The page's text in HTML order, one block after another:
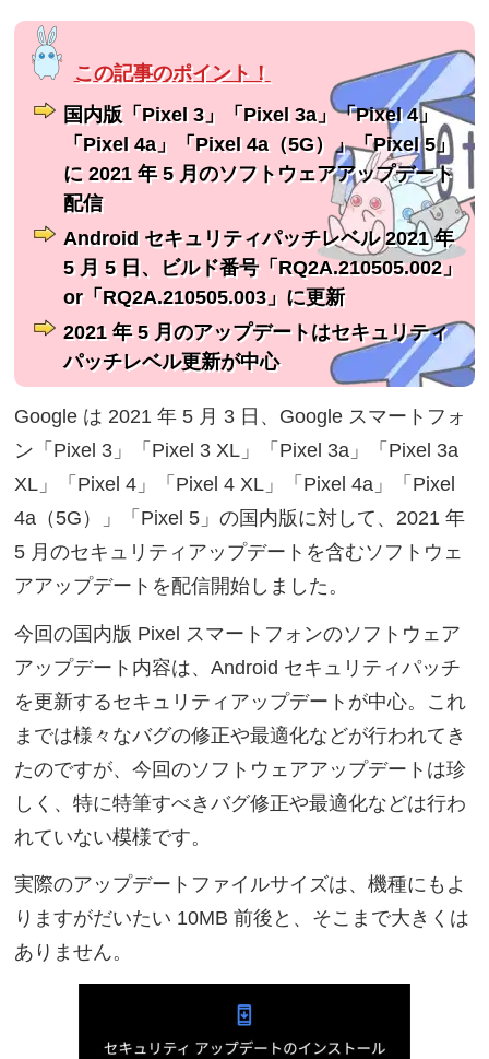
国内版「Pixel 3」「Pixel 3a」「Pixel 4」
「Pixel 4a」「Pixel 4a（5G）」「Pixel 5」
に 2021 年 5 月のソフトウェアアップデート
配信
Android セキュリティパッチレベル 2021 年
5 月 5 日、ビルド番号「RQ2A.210505.002」
or「RQ2A.210505.003」に更新
2021 年 5 月のアップデートはセキュリティ
パッチレベル更新が中心
Google は 2021 年 5 月 3 日、Google スマートフォ
ン「Pixel 3」「Pixel 3 XL」「Pixel 3a」「Pixel 3a
XL」「Pixel 4」「Pixel 4 XL」「Pixel 4a」「Pixel
4a（5G）」「Pixel 5」の国内版に対して、2021 年
5 月のセキュリティアップデートを含むソフトウェ
アアップデートを配信開始しました。
今回の国内版 Pixel スマートフォンのソフトウェア
アップデート内容は、Android セキュリティパッチ
を更新するセキュリティアップデートが中心。これ
までは様々なバグの修正や最適化などが行われてき
たのですが、今回のソフトウェアアップデートは珍
しく、特に特筆すべきバグ修正や最適化などは行わ
れていない模様です。
実際のアップデートファイルサイズは、機種にもよ
りますがだいたい 10MB 前後と、そこまで大きくは
ありません。